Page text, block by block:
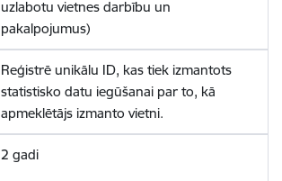
uzlabotu vietnes darbību un
pakalpojumus)
Reģistrē unikālu ID, kas tiek izmantots
statistisko datu iegūšanai par to, kā
apmeklētājs izmanto vietni.
2 gadi